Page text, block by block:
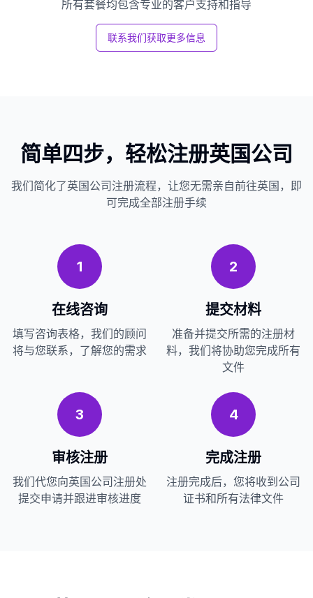
所有套餐均包含专业的客户支持和指导
联系我们获取更多信息
简单四步，轻松注册英国公司
我们简化了英国公司注册流程，让您无需亲自前往英国，即
可完成全部注册手续
1
在线咨询
填写咨询表格，我们的顾问
将与您联系，了解您的需求
2
提交材料
准备并提交所需的注册材
料，我们将协助您完成所有
文件
3
审核注册
我们代您向英国公司注册处
提交申请并跟进审核进度
4
完成注册
注册完成后，您将收到公司
证书和所有法律文件